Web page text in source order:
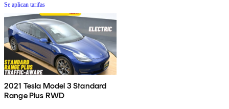
Se aplican tarifas
2021 Tesla Model 3 Standard
Range Plus RWD